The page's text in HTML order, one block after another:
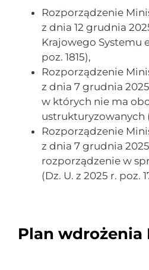
Rozporządzenie
z dnia 12 grudnia
Krajowego Systemu
poz. 1815),
Rozporządzenie
z dnia 7 grudnia
w których nie ma
ustrukturyzowanych
Rozporządzenie
z dnia 7 grudnia
rozporządzenie w
(Dz. U. z 2025 r. poz.
Plan wdrożenia